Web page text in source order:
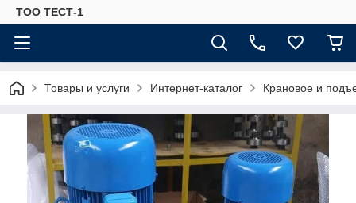
ТОО ТЕСТ-1
Товары и услуги Интернет-каталог Крановое и